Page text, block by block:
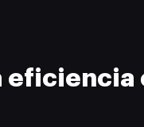
eficiencia